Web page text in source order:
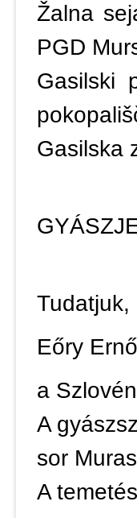
Žalna
PGD
Gasilski
Gasilska
Tudatjuk,
Eőry
a
A
sor
A